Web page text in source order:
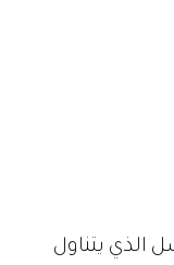
الذي يتناول